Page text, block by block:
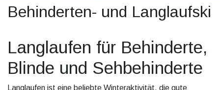
Behinderten- und Langlaufski
Langlaufen für Behinderte,
Blinde und Sehbehinderte
Langlaufen ist eine beliebte Winteraktivität, die gute